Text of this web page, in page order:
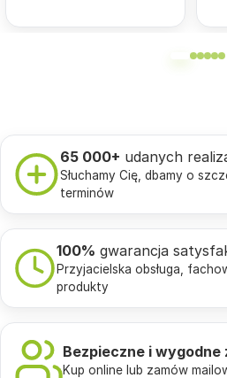
65 000+ udanych
Słuchamy Cię, dbamy o
terminów
100% gwarancja
Przyjacielska obsługa,
produkty
Bezpieczne i wygodne
Kup online lub zamów